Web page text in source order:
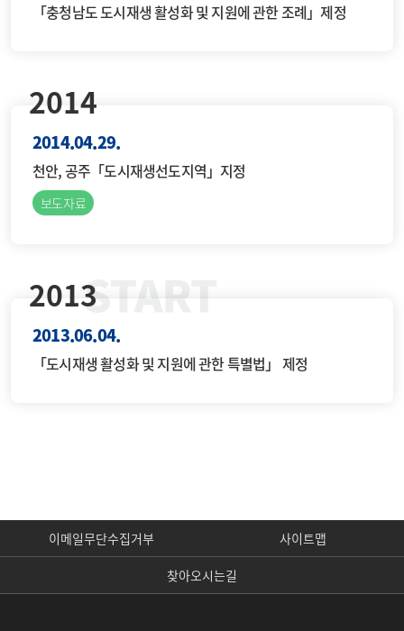
「충청남도 도시재생 활성화 및 지원에 관한 조례」제정
2014.04.29.
천안, 공주「도시재생선도지역」지정
보도자료
2014
2013
2013.06.04.
「도시재생 활성화 및 지원에 관한 특별법」 제정
이메일무단수집거부 사이트맵
찾아오시는길